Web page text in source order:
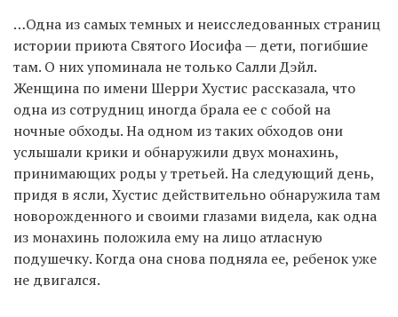
…Одна из самых темных и неисследованных страниц
истории приюта Святого Иосифа — дети, погибшие
там. О них упоминала не только Салли Дэйл.
Женщина по имени Шерри Хустис рассказала, что
одна из сотрудниц иногда брала ее с собой на
ночные обходы. На одном из таких обходов они
услышали крики и обнаружили двух монахинь,
принимающих роды у третьей. На следующий день,
придя в ясли, Хустис действительно обнаружила там
новорожденного и своими глазами видела, как одна
из монахинь положила ему на лицо атласную
подушечку. Когда она снова подняла ее, ребенок уже
не двигался.